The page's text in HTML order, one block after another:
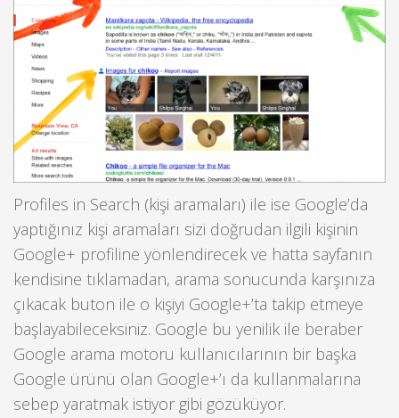
Profiles in Search (kişi aramaları) ile ise Google’da
yaptığınız kişi aramaları sizi doğrudan ilgili kişinin
Google+ profiline yönlendirecek ve hatta sayfanın
kendisine tıklamadan, arama sonucunda karşınıza
çıkacak buton ile o kişiyi Google+’ta takip etmeye
başlayabileceksiniz. Google bu yenilik ile beraber
Google arama motoru kullanıcılarının bir başka
Google ürünü olan Google+’ı da kullanmalarına
sebep yaratmak istiyor gibi gözüküyor.